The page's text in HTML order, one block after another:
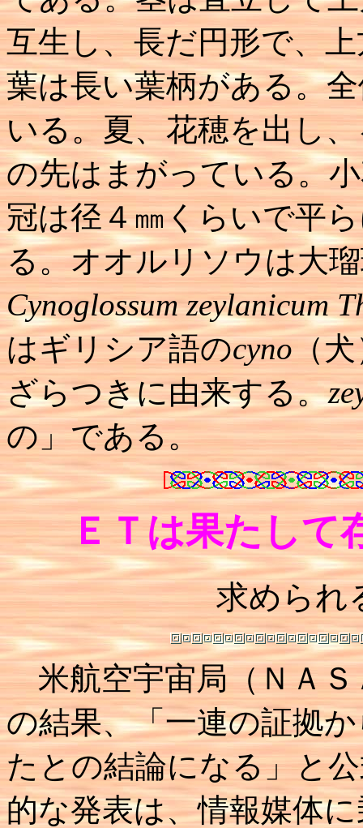
互生し、長だ円形で、
葉は長い葉柄がある。
いる。夏、花穂を出し
の先はまがっている。
冠は径４㎜くらいで平
る。オオルリソウは大
Cynoglossum zeylanicum
はギリシア語のcyno（
ざらつきに由来する。
の」である。
ＥＴは果たして
求められ
米航空宇宙局（ＮＡＳ
の結果、「一連の証拠
たとの結論になる」と
的な発表は、情報媒体